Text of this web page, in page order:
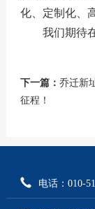
化、定制化、
我们期待
下一篇： 乔迁新
征程！
电话：010-